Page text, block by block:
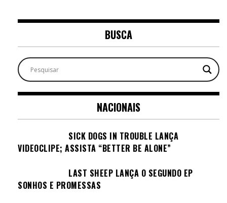
BUSCA
NACIONAIS
SICK DOGS IN TROUBLE LANÇA
VIDEOCLIPE; ASSISTA “BETTER BE ALONE”
LAST SHEEP LANÇA O SEGUNDO EP
SONHOS E PROMESSAS